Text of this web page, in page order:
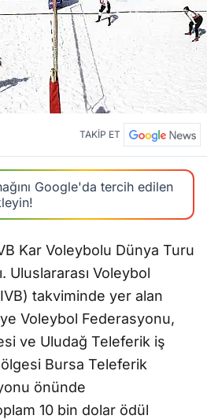
TAKİP ET
Google'da tercih edilen
Kar Voleybolu Dünya Turu
Uluslararası Voleybol
takviminde yer alan
Voleybol Federasyonu,
ve Uludağ Teleferik iş
Bursa Teleferik
önünde
10 bin dolar ödül